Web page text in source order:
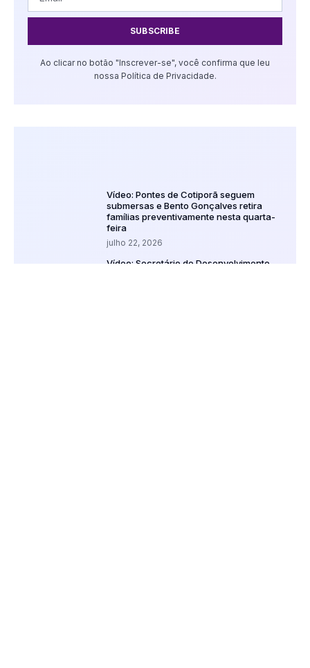
SUBSCRIBE
Ao clicar no botão "Inscrever-se", você confirma que leu
nossa Política de Privacidade.
Vídeo: Pontes de Cotiporã seguem
submersas e Bento Gonçalves retira
famílias preventivamente nesta quarta-
feira
julho 22, 2026
Vídeo: Secretário de Desenvolvimento